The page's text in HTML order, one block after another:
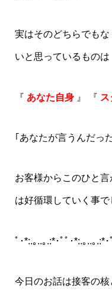
実はそのどちらでも
いと思っているものは
『 あなた自身』 『
｢あなたが言うんだっ
お客様からこのひと
は好循環していく事で
ﾟ･*:.｡..｡.:*･ﾟﾟ･*:.｡..｡.:*
今日のお話は接客の核